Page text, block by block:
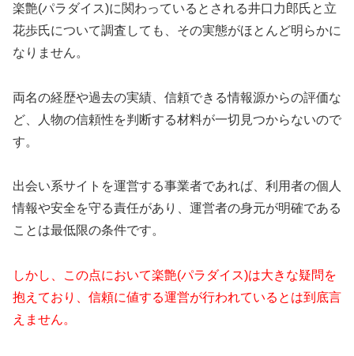
楽艶(パラダイス)に関わっているとされる井口力郎氏と立
花歩氏について調査しても、その実態がほとんど明らかに
なりません。
両名の経歴や過去の実績、信頼できる情報源からの評価な
ど、人物の信頼性を判断する材料が一切見つからないので
す。
出会い系サイトを運営する事業者であれば、利用者の個人
情報や安全を守る責任があり、運営者の身元が明確である
ことは最低限の条件です。
しかし、この点において楽艶(パラダイス)は大きな疑問を
抱えており、信頼に値する運営が行われているとは到底言
えません。